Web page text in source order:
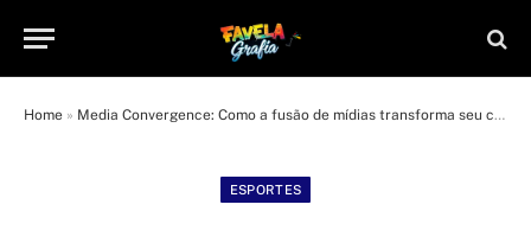
Home » Media Convergence: Como a fusão de mídias transforma seu consumo diário
ESPORTES